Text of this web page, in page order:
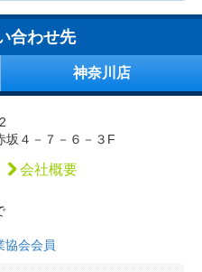
合わせ先
神奈川店
坂４－７－６－３F
会社概要
協会会員